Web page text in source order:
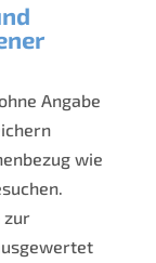
Angabe
wie
zur